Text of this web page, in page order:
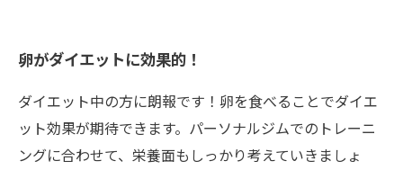
卵がダイエットに効果的！
ダイエット中の方に朗報です！卵を食べることでダイエ
ット効果が期待できます。パーソナルジムでのトレーニ
ングに合わせて、栄養面もしっかり考えていきましょ